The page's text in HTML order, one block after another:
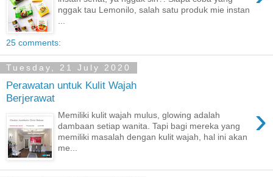
nggak tau Lemonilo, salah satu produk mie instan
...
25 comments:
Tuesday, 21 July 2020
Perawatan untuk Kulit Wajah
Berjerawat
›
Memiliki kulit wajah mulus, glowing adalah
dambaan setiap wanita. Tapi bagi mereka yang
memiliki masalah dengan kulit wajah, hal ini akan
me...